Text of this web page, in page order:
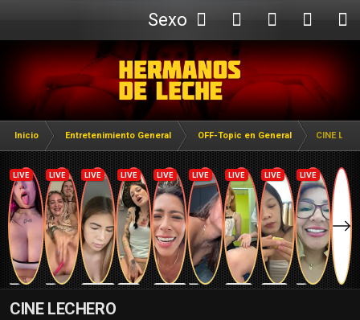
Sexo
Webcam
Inicio Entretenimiento General OFF-Topic en General CINE
CINE LECHERO